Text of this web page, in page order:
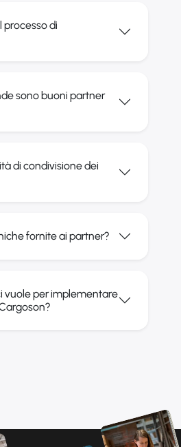
processo di
sono buoni partner
di condivisione dei
fornite ai partner?
vuole per implementare